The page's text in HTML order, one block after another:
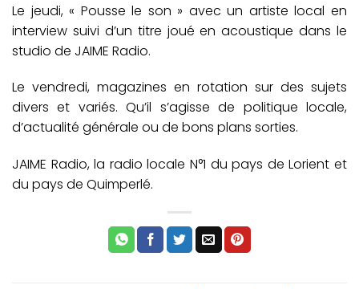
Le jeudi, « Pousse le son » avec un artiste local en
interview suivi d’un titre joué en acoustique dans le
studio de JAIME Radio.
Le vendredi, magazines en rotation sur des sujets
divers et variés. Qu’il s’agisse de politique locale,
d’actualité générale ou de bons plans sorties.
JAIME Radio, la radio locale N°1 du pays de Lorient et
du pays de Quimperlé.